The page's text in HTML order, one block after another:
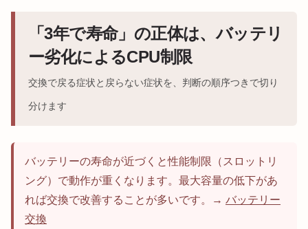
「3年で寿命」の正体は、バッテリ
ー劣化によるCPU制限
交換で戻る症状と戻らない症状を、判断の順序つきで切り
分けます
バッテリーの寿命が近づくと性能制限（スロットリ
ング）で動作が重くなります。最大容量の低下があ
れば交換で改善することが多いです。→ バッテリー
交換